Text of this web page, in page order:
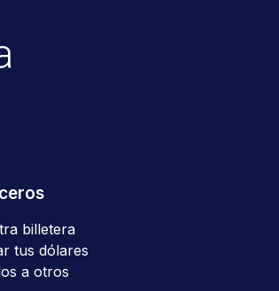
billetera
tus dólares
a otros